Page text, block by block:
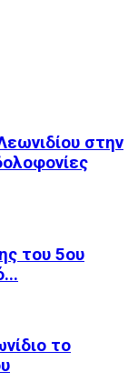
στην
του 5ου
το